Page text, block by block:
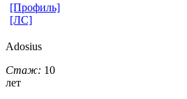
[Профиль]
[ЛС]
Adosius
Стаж: 10
лет